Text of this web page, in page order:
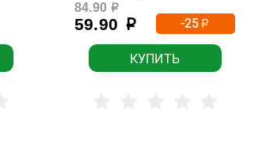
84.90 р
59.90 р -25р
КУПИТЬ